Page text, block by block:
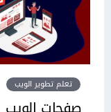
تعلم تطوير الويب